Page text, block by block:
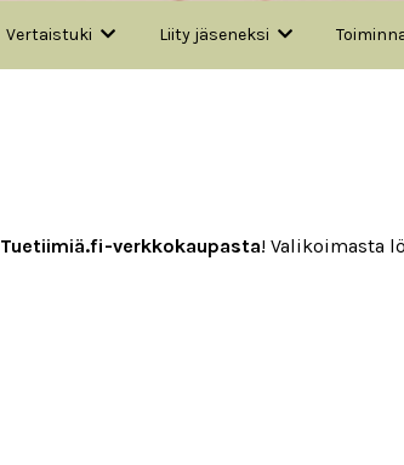
Vertaistuki Liity jäseneksi
Tuetiimiä.fi-verkkokaupasta! Valikoimasta